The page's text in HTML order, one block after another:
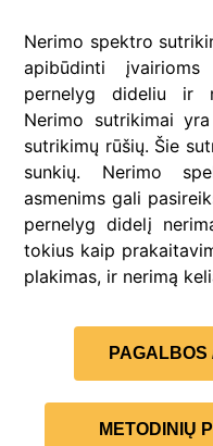
Nerimo spektro
apibūdinti
pernelyg dideliu ir
Nerimo sutrikimai
sutrikimų rūšių. Šie
sunkių. Nerimo
asmenims gali
pernelyg didelį
tokius kaip
plakimas, ir nerimą
METODINIŲ